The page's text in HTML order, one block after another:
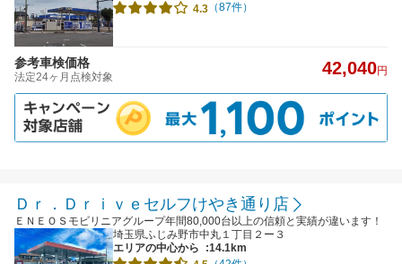
4.3 （87件）
参考車検価格
法定24ヶ月点検対象 42,040円
Ｄｒ．Ｄｒｉｖｅセルフけやき通り店
ＥＮＥＯＳモビリニアグループ年間80,000台以上の信頼と実績が違います！
埼玉県ふじみ野市中丸１丁目２ー３
エリアの中心から
:14.1km